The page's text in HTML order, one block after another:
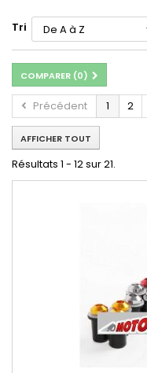
Tri
COMPARER (0)
Précédent 1 2
AFFICHER TOUT
Résultats 1 - 12 sur 21.